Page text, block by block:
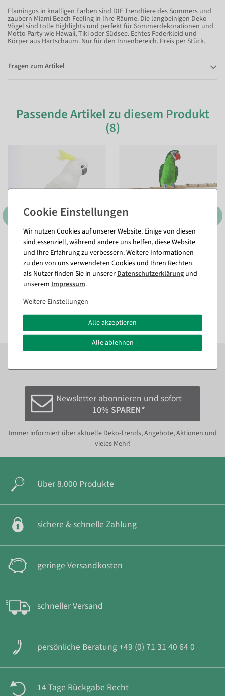
Flamingos in knalligen Farben sind DIE Trendtiere des Sommers und
zaubern Miami Beach Feeling in Ihre Räume. Die langbeinigen Deko
Vögel sind tolle Highlights und perfekt für Sommerdekorationen und
Motto Party wie Hawaii, Tiki oder Südsee. Echtes Federkleid und
Körper aus Hartschaum. Nur für den Innenbereich. Preis per Stück.
Fragen zum Artikel
Passende Artikel zu diesem Produkt
(8)
Sitzender Deko-Papagei
weiß-gelber Kakadu, 40 cm
Sofort versandfähig.
23,74 €
19,95 EUR zzgl. ges. MwSt.
Sitzender Grüner Deko
Papagei 66 x 16 x 17 cm
Sofort versandfähig.
Zum Newsletter anmelden und sofort10%bei der
Newsletter abonnieren und sofort
10% SPAREN*
Immer informiert über aktuelle Deko-Trends, Angebote, Aktionen und
vieles Mehr!
Über 8.000 Produkte
sichere & schnelle Zahlung
geringe Versandkosten
schneller Versand
persönliche Beratung +49 (0) 71 31 40 64 0
14 Tage Rückgabe Recht
Wir nutzen Cookies auf unserer Website. Einige von diesen
sind essenziell, während andere uns helfen, diese Website
und Ihre Erfahrung zu verbessern. Weitere Informationen
zu den von uns verwendeten Cookies und Ihren Rechten
als Nutzer finden Sie in unsererDaten­schutz­erklärung und
unserem Impressum.
Weitere Einstellungen
Alle akzeptieren
Alle ablehnen